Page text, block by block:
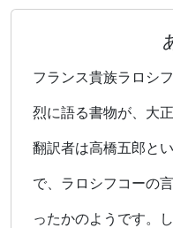
フランス貴族ラロシ
烈に語る書物が、大
翻訳者は高橋五郎と
で、ラロシフコーの
ったかのようです。